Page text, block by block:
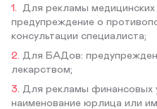
Для рекламы медицинских
предупреждение о
консультации специалиста;
Для БАДов:
лекарством;
Для рекламы финансовых
наименование юрлица или